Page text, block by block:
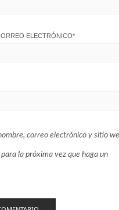
ELECTRÓNICO*
correo electrónico y sitio
la próxima vez que haga un